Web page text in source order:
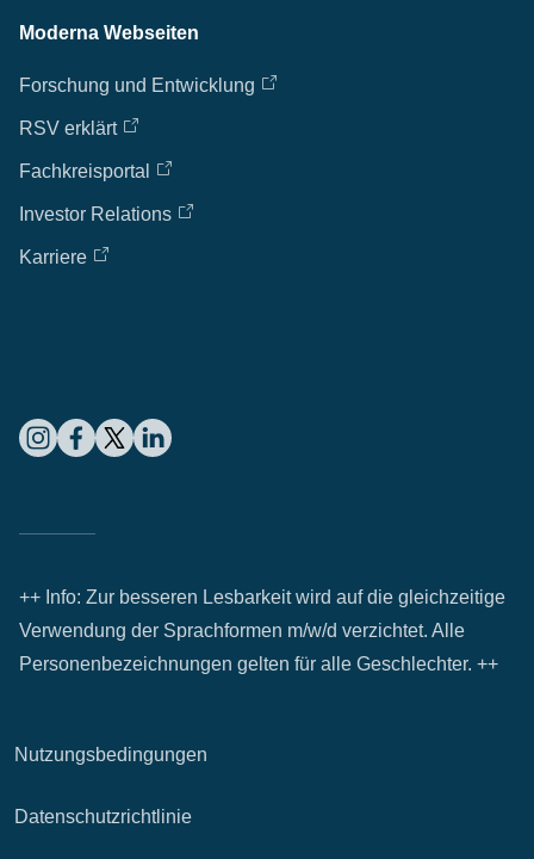
Moderna Webseiten
Forschung und Entwicklung
RSV erklärt
Fachkreisportal
Investor Relations
Karriere
++ Info: Zur besseren Lesbarkeit wird auf die gleichzeitige
Verwendung der Sprachformen m/w/d verzichtet. Alle
Personenbezeichnungen gelten für alle Geschlechter. ++
Nutzungsbedingungen
Datenschutzrichtlinie